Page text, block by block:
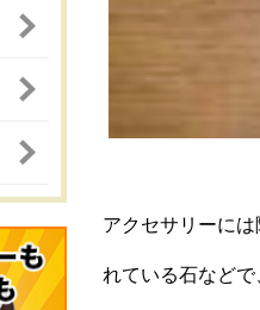
アクセサリーに
れている石などで